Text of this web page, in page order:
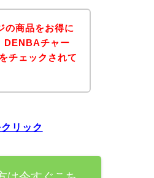
の商品をお得に
DENBAチャー
チェックされて
リック